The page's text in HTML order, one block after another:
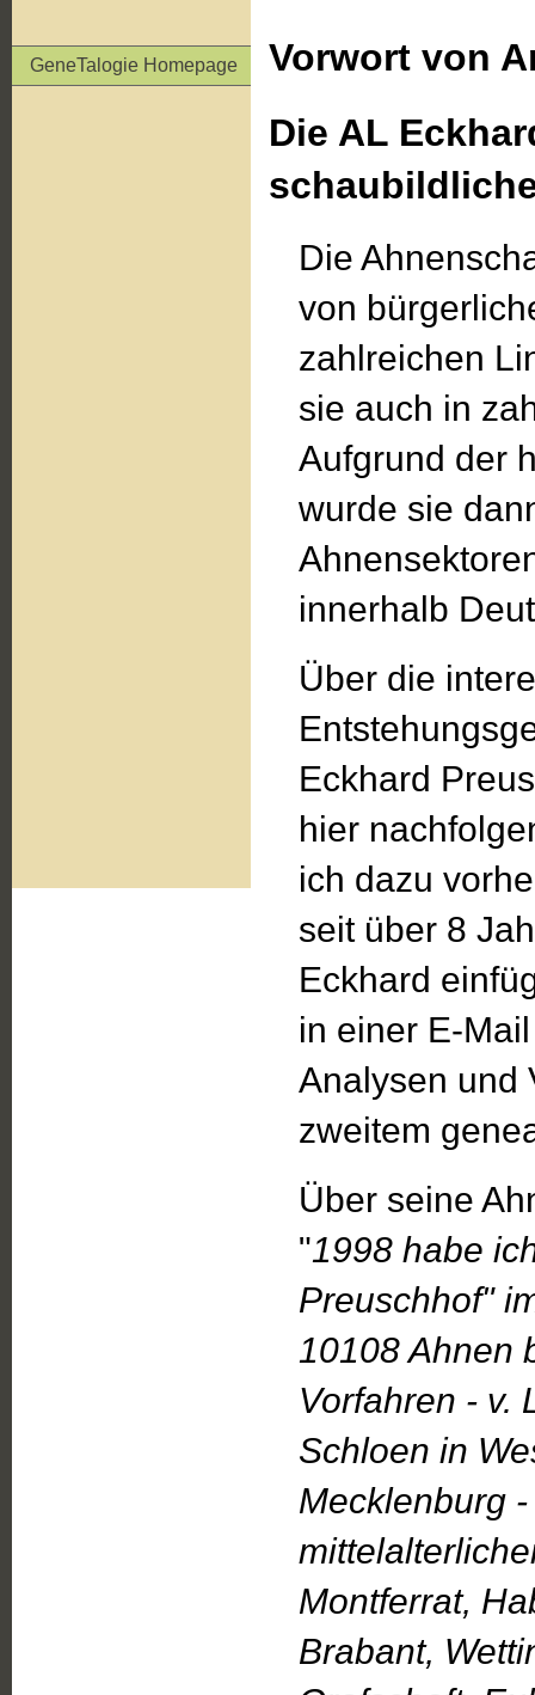
GeneTalogie Homepage
Vorwort von
Die AL
Die
von
zahlreichen
sie auch in
Aufgrund der
wurde sie
innerhalb
Über die
Eckhard
hier
ich dazu
seit über 8
Eckhard
in einer E-
Analysen und
zweitem
Über seine
"1998 habe
Preuschhof"
10108 Ahnen
Vorfahren - v.
Schloen in
Mecklenburg
Montferrat,
Brabant,